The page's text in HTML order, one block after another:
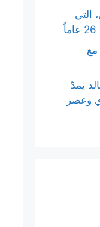
التي
مع
يمدّ
وعصر